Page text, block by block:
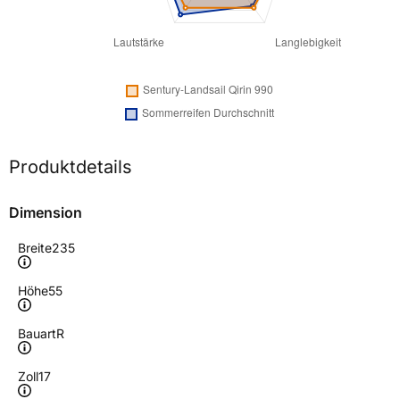
Produktdetails
Dimension
Breite235
Höhe55
BauartR
Zoll17